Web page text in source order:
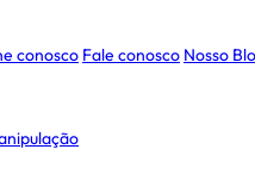
conosco Fale conosco Nosso